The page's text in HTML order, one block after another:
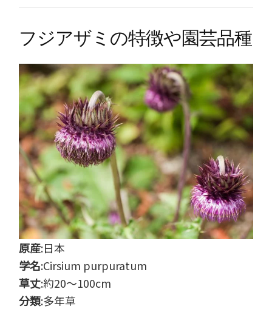
フジアザミの特徴や園芸品種
原産:日本
学名:Cirsium purpuratum
草丈:約20～100cm
分類:多年草